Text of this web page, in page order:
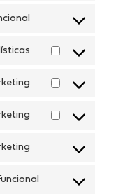
recaptcha
wordpress
Consent
complianz
Consent
google-
Consent
google-
Consent
youtube
Consent
Consent